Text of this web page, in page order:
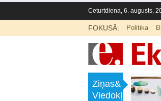
Ceturtdiena, 6. augusts,
FOKUSĀ: Politika
Ziņas&
Viedokļi
Septiņos mēnešos Vivi vilcienos
pārvadāti 12 miljoni pasažieru; jūlijā